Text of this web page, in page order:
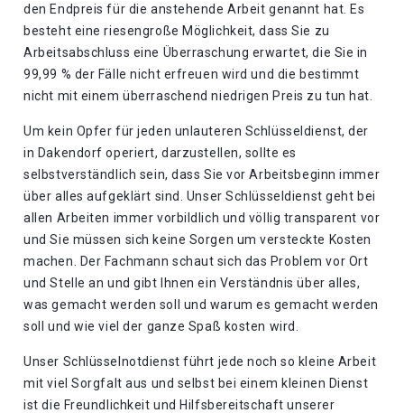
den Endpreis für die anstehende Arbeit genannt hat. Es
besteht eine riesengroße Möglichkeit, dass Sie zu
Arbeitsabschluss eine Überraschung erwartet, die Sie in
99,99 % der Fälle nicht erfreuen wird und die bestimmt
nicht mit einem überraschend niedrigen Preis zu tun hat.
Um kein Opfer für jeden unlauteren Schlüsseldienst, der
in Dakendorf operiert, darzustellen, sollte es
selbstverständlich sein, dass Sie vor Arbeitsbeginn immer
über alles aufgeklärt sind. Unser Schlüsseldienst geht bei
allen Arbeiten immer vorbildlich und völlig transparent vor
und Sie müssen sich keine Sorgen um versteckte Kosten
machen. Der Fachmann schaut sich das Problem vor Ort
und Stelle an und gibt Ihnen ein Verständnis über alles,
was gemacht werden soll und warum es gemacht werden
soll und wie viel der ganze Spaß kosten wird.
Unser Schlüsselnotdienst führt jede noch so kleine Arbeit
mit viel Sorgfalt aus und selbst bei einem kleinen Dienst
ist die Freundlichkeit und Hilfsbereitschaft unserer